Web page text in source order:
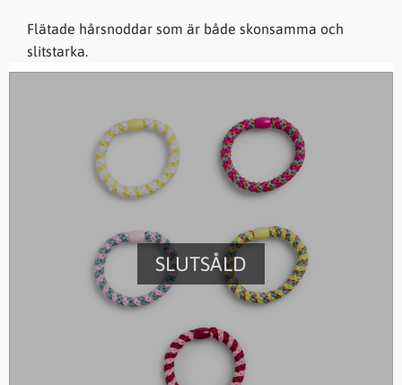
Flätade hårsnoddar som är både skonsamma och
slitstarka.
SLUTSÅLD